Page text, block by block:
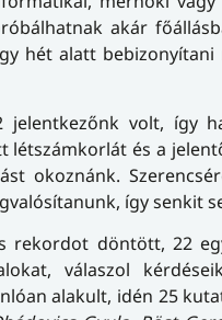
akár
hét alatt bebizonyítani
volt, így
létszámkorlát és a
okoznánk.
így senkit
rekordot döntött, 22
válaszol
alakult, idén 25